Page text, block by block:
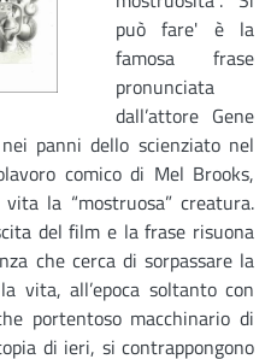
può fare' è la
famosa frase
pronunciata
dall’attore Gene
panni dello scienziato nel
comico di Mel Brooks,
la “mostruosa” creatura.
del film e la frase risuona
che cerca di sorpassare la
vita, all’epoca soltanto con
portentoso macchinario di
di ieri, si contrappongono